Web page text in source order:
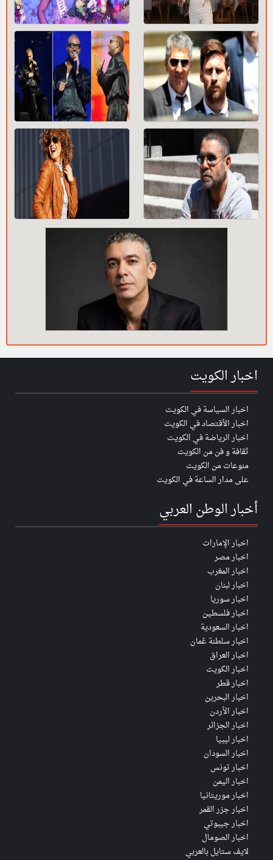
اخبار الكويت
اخبار السياسة في الكويت
اخبار الأقتصاد في الكويت
اخبار الرياضة في الكويت
ثقافة و فن من الكويت
منوعات من الكويت
على مدار الساعة في الكويت
أخبار الوطن العربي
اخبار الإمارات
اخبار مصر
اخبار المغرب
اخبار لبنان
اخبار سوريا
اخبار فلسطين
اخبار السعودية
اخبار سلطنة عُمان
اخبار العراق
اخبار الكويت
اخبار قطر
اخبار البحرين
اخبار الأردن
اخبار الجزائر
اخبار ليبيا
اخبار السودان
اخبار تونس
اخبار اليمن
اخبار موريتانيا
اخبار جزر القمر
اخبار جيبوتي
اخبار الصومال
لايف ستايل بالعربي